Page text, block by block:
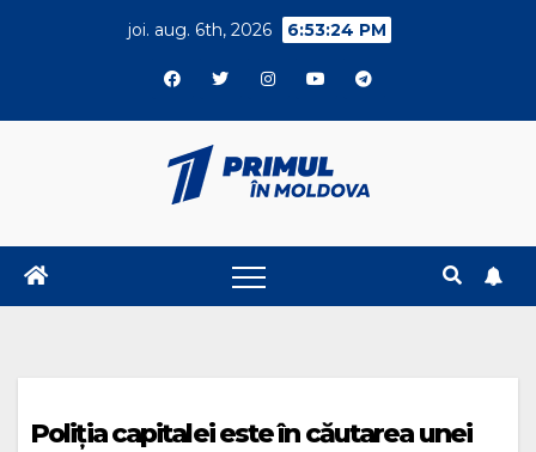
joi. aug. 6th, 2026 6:53:24 PM
Poliția capitalei este în căutarea unei